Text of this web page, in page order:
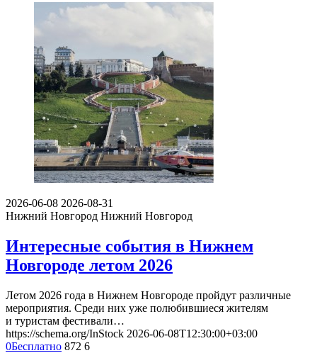
2026-06-08 2026-08-31
Нижний Новгород Нижний Новгород
Интересные события в Нижнем
Новгороде летом 2026
Летом 2026 года в Нижнем Новгороде пройдут различные
мероприятия. Среди них уже полюбившиеся жителям
и туристам фестивали…
https://schema.org/InStock 2026-06-08T12:30:00+03:00
0Бесплатно 872 6